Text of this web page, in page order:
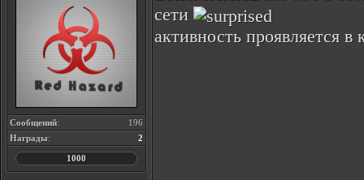
Сообщений:
196
Награды: 2
1000
сети
активность проявляется